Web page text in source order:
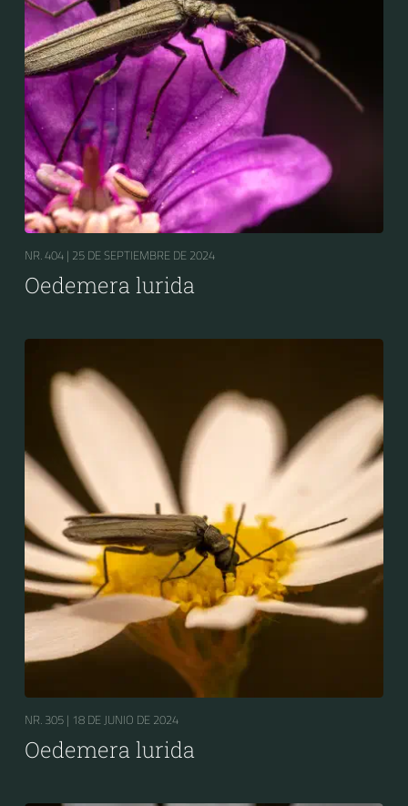
NR. 404 | 25 DE SEPTIEMBRE DE 2024
Oedemera lurida
NR. 305 | 18 DE JUNIO DE 2024
Oedemera lurida